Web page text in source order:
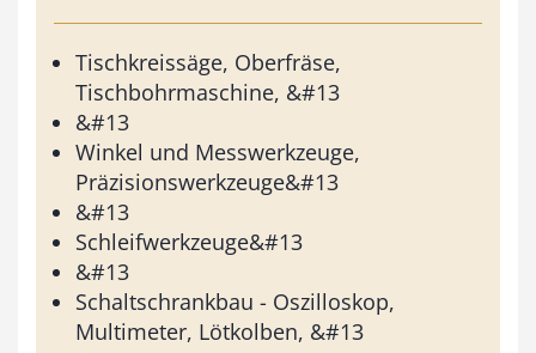
Tischkreissäge, Oberfräse,
Tischbohrmaschine, &#13
&#13
Winkel und Messwerkzeuge,
Präzisionswerkzeuge&#13
&#13
Schleifwerkzeuge&#13
&#13
Schaltschrankbau - Oszilloskop,
Multimeter, Lötkolben, &#13